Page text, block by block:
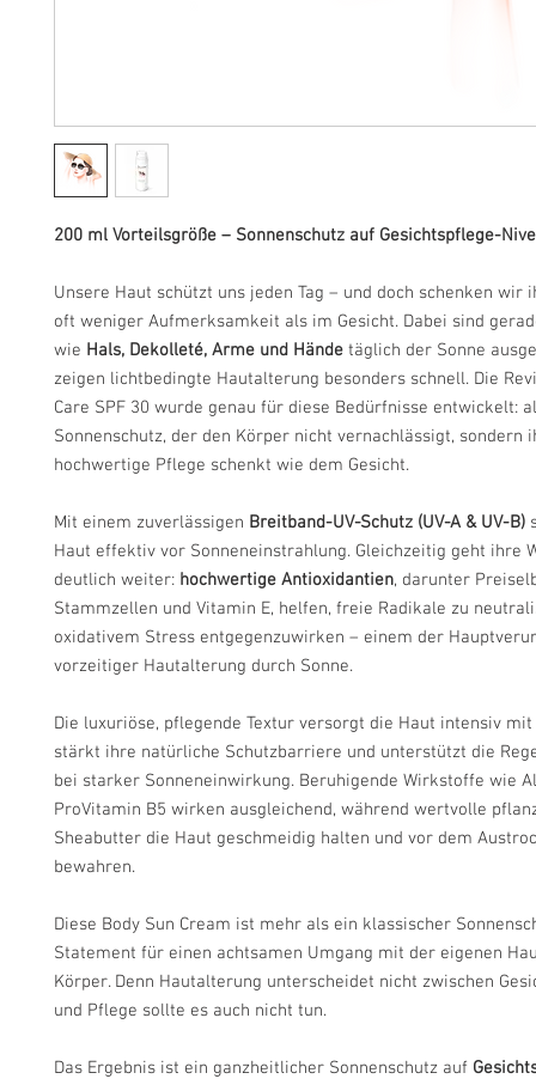
200 ml Vorteilsgröße – Sonnenschutz auf Gesichtspflege-
Unsere Haut schützt uns jeden Tag – und doch schenken wir
oft weniger Aufmerksamkeit als im Gesicht. Dabei sind
wie Hals, Dekolleté, Arme und Hände täglich der Sonne
zeigen lichtbedingte Hautalterung besonders schnell. Die
Care SPF 30 wurde genau für diese Bedürfnisse entwickelt:
Sonnenschutz, der den Körper nicht vernachlässigt, sondern
hochwertige Pflege schenkt wie dem Gesicht.
Mit einem zuverlässigen Breitband-UV-Schutz (UV-A & UV-B)
Haut effektiv vor Sonneneinstrahlung. Gleichzeitig geht ihre
deutlich weiter: hochwertige Antioxidantien, darunter
Stammzellen und Vitamin E, helfen, freie Radikale zu
oxidativem Stress entgegenzuwirken – einem der
vorzeitiger Hautalterung durch Sonne.
Die luxuriöse, pflegende Textur versorgt die Haut intensiv
stärkt ihre natürliche Schutzbarriere und unterstützt die
bei starker Sonneneinwirkung. Beruhigende Wirkstoffe wie
ProVitamin B5 wirken ausgleichend, während wertvolle
Sheabutter die Haut geschmeidig halten und vor dem
bewahren.
Diese Body Sun Cream ist mehr als ein klassischer
Statement für einen achtsamen Umgang mit der eigenen
Körper. Denn Hautalterung unterscheidet nicht zwischen
und Pflege sollte es auch nicht tun.
Das Ergebnis ist ein ganzheitlicher Sonnenschutz auf